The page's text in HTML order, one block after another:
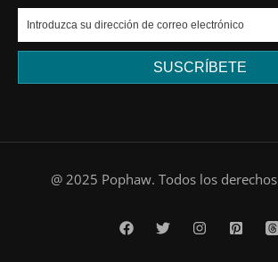
SUSCRÍBETE
@ 2025 Pophaw. Todos los